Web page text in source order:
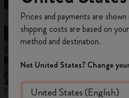
Notizbücher
10% Rabatt sowie
Ihre erste Bestellung
Erstellen Sie ein Moleskine
exklusiven Angeboten,
noch mehr
Prices and payments are
shipping costs are based on
method and destination.
Not United States? Change